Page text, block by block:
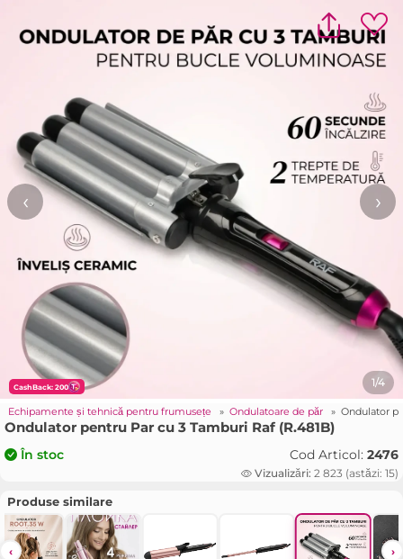
CashBack: 200 1/4
‹ ›
Echipamente și tehnică pentru frumusețe » Ondulatoare de păr » Ondulator
Ondulator pentru Par cu 3 Tamburi Raf (R.481B)
În stoc Cod Articol: 2476
Vizualizări: 2 823 (astăzi: 15)
Produse similare
‹ ›